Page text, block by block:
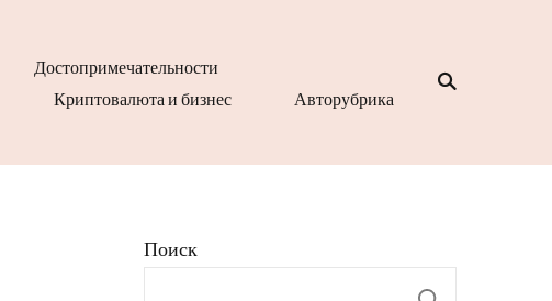
Достопримечательности
Криптовалюта и бизнес Авторубрика
Поиск